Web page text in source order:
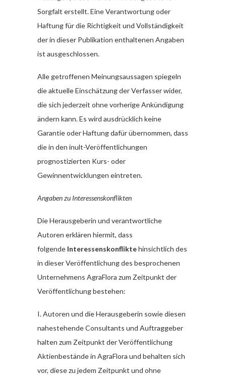
Sorgfalt erstellt. Eine Verantwortung oder
Haftung für die Richtigkeit und Vollständigkeit
der in dieser Publikation enthaltenen Angaben
ist ausgeschlossen.
Alle getroffenen Meinungsaussagen spiegeln
die aktuelle Einschätzung der Verfasser wider,
die sich jederzeit ohne vorherige Ankündigung
ändern kann. Es wird ausdrücklich keine
Garantie oder Haftung dafür übernommen, dass
die in den inult-Veröffentlichungen
prognostizierten Kurs- oder
Gewinnentwicklungen eintreten.
Angaben zu Interessenskonflikten
Die Herausgeberin und verantwortliche
Autoren erklären hiermit, dass
folgende Interessenskonfliktehinsichtlich des
in dieser Veröffentlichung des besprochenen
Unternehmens AgraFlora zum Zeitpunkt der
Veröffentlichung bestehen:
I. Autoren und die Herausgeberin sowie diesen
nahestehende Consultants und Auftraggeber
halten zum Zeitpunkt der Veröffentlichung
Aktienbestände in AgraFlora und behalten sich
vor, diese zu jedem Zeitpunkt und ohne